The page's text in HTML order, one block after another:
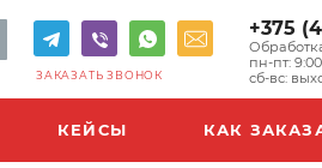
+375
пн-пт:
сб-вс:
ЗАКАЗАТЬ ЗВОНОК
КЕЙСЫ КАК